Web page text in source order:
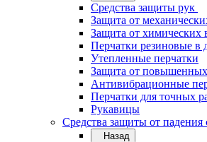
Средства защиты рук
Защита от
Защита от химических
Перчатки резиновые в
Утепленные перчатки
Защита от повышенных
Антивибрационные
Перчатки для точных
Рукавицы
Средства защиты от падения
Назад